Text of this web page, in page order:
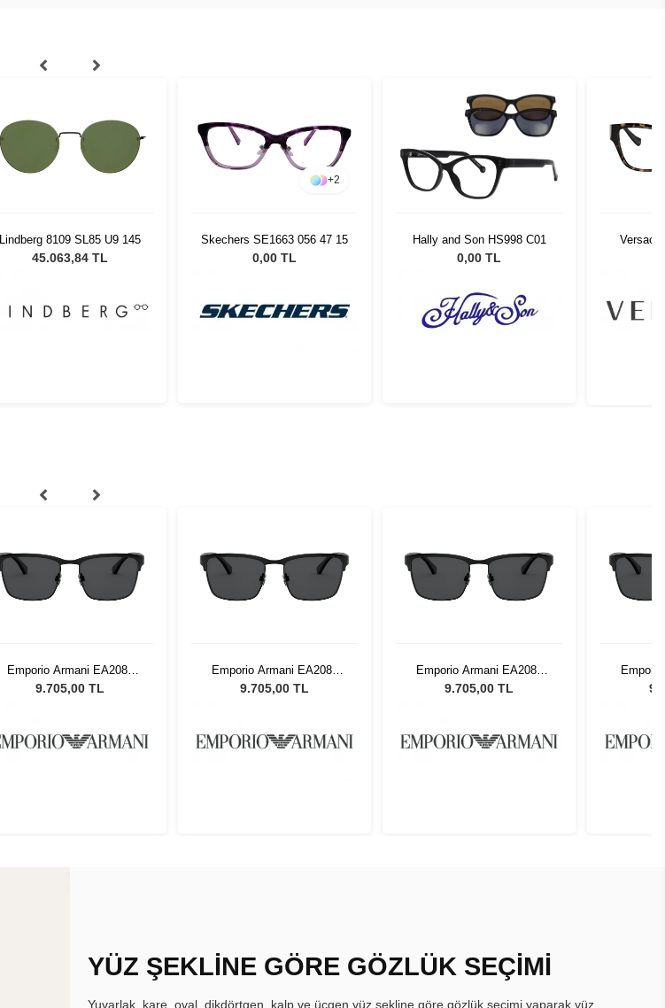
Lindberg 8109 SL85 U9 145
45.063,84 TL
+2
Skechers SE1663 056 47 15
0,00 TL
Hally and Son HS998 C01
0,00 TL
Versace
Emporio Armani EA2087
3014/87 56 G Erkek Güneş
9.705,00 TL
Emporio Armani EA2087
3014/87 56 G Erkek Güneş
9.705,00 TL
Emporio Armani EA2087
3014/87 56 G Erkek Güneş
9.705,00 TL
3014/87
YÜZ ŞEKLİNE GÖRE GÖZLÜK SEÇİMİ
Yuvarlak, kare, oval, dikdörtgen, kalp ve üçgen yüz şekline göre gözlük seçimi yaparak yüz